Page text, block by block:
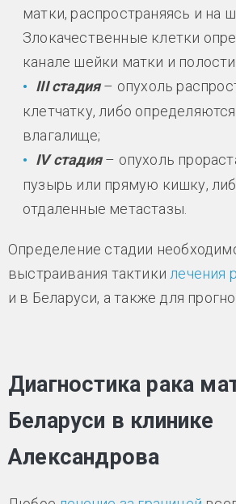
матки, распространяясь и на
Злокачественные клетки
канале шейки матки и
III стадия– опухоль
клетчатку, либо
влагалище;
IV стадия– опухоль
пузырь или прямую кишку,
отдаленные метастазы.
Определение стадии
выстраивания тактикилечения
и в Беларуси, а также для
Диагностика рака
Беларуси в клинике
Александрова